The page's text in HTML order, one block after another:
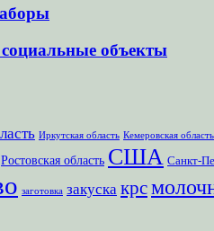
объекты
Иркутская область Кемеровская область
Ростовская область США Санкт-
заготовка закуска крс